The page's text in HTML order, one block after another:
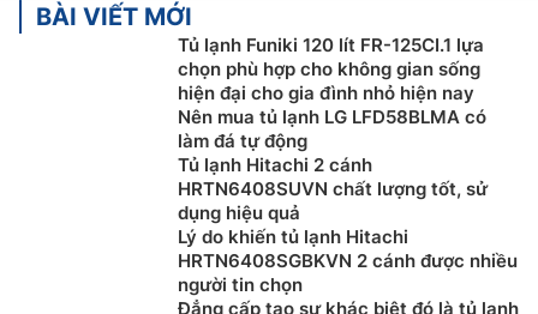
BÀI VIẾT MỚI
Tủ lạnh Funiki 120 lít FR-125CI.1 lựa
chọn phù hợp cho không gian sống
hiện đại cho gia đình nhỏ hiện nay
Nên mua tủ lạnh LG LFD58BLMA có
làm đá tự động
Tủ lạnh Hitachi 2 cánh
HRTN6408SUVN chất lượng tốt, sử
dụng hiệu quả
Lý do khiến tủ lạnh Hitachi
HRTN6408SGBKVN 2 cánh được nhiều
người tin chọn
Đẳng cấp tạo sự khác biệt đó là tủ lạnh